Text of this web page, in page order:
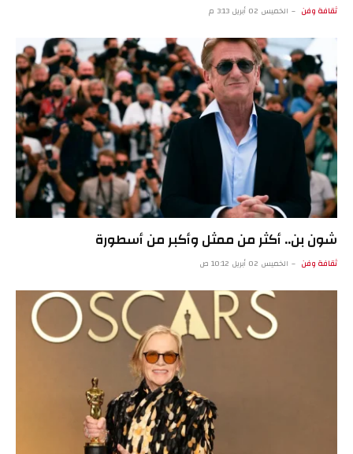
ثقافة وفن الخميس 02 أبريل 3:13 م
شون بن.. أكثر من ممثل وأكبر من أسطورة
ثقافة وفن الخميس 02 أبريل 10:12 ص